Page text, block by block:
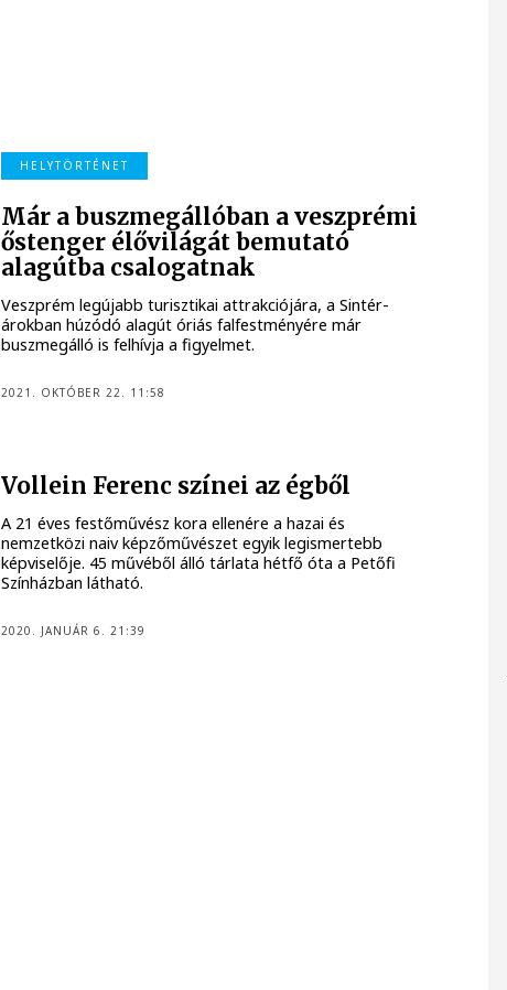
HELYTÖRTÉNET
Már a buszmegállóban a veszprémi
őstenger élővilágát bemutató
alagútba csalogatnak
Veszprém legújabb turisztikai attrakciójára, a Sintér-
árokban húzódó alagút óriás falfestményére már
buszmegálló is felhívja a figyelmet.
2021. OKTÓBER 22. 11:58
Vollein Ferenc színei az égből
A 21 éves festőművész kora ellenére a hazai és
nemzetközi naiv képzőművészet egyik legismertebb
képviselője. 45 művéből álló tárlata hétfő óta a Petőfi
Színházban látható.
2020. JANUÁR 6. 21:39